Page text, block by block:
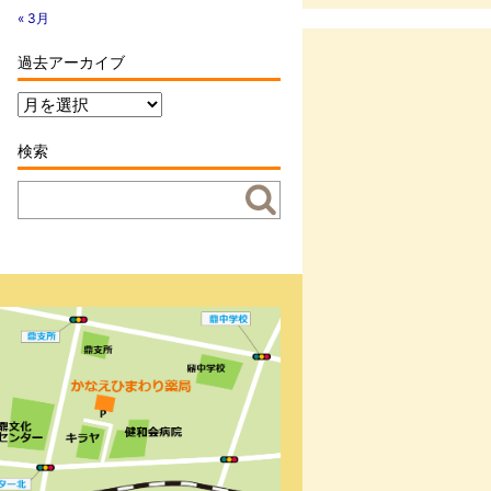
« 3月
過去アーカイブ
過
去
ア
ー
カ
ブ
検索